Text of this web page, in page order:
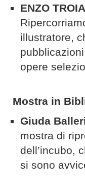
ENZO
illustratore,
opere
Mostra in
Giuda
mostra di
dell’incubo,
si sono